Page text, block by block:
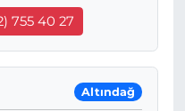
755 40 27
Altındağ